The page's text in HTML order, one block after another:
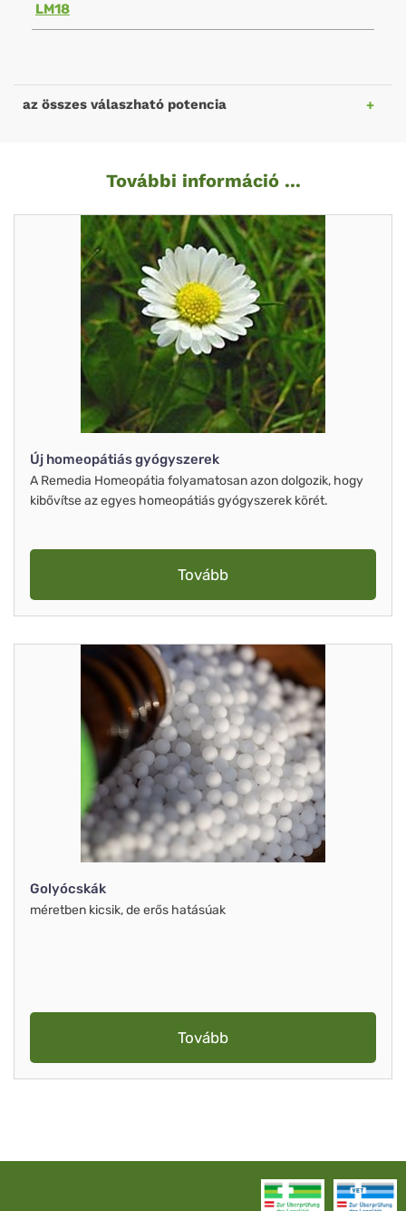
LM18
az összes válaszható potencia
További információ ...
Új homeopátiás gyógyszerek
A Remedia Homeopátia folyamatosan azon dolgozik, hogy
kibővítse az egyes homeopátiás gyógyszerek körét.
Tovább
Golyócskák
méretben kicsik, de erős hatásúak
Tovább